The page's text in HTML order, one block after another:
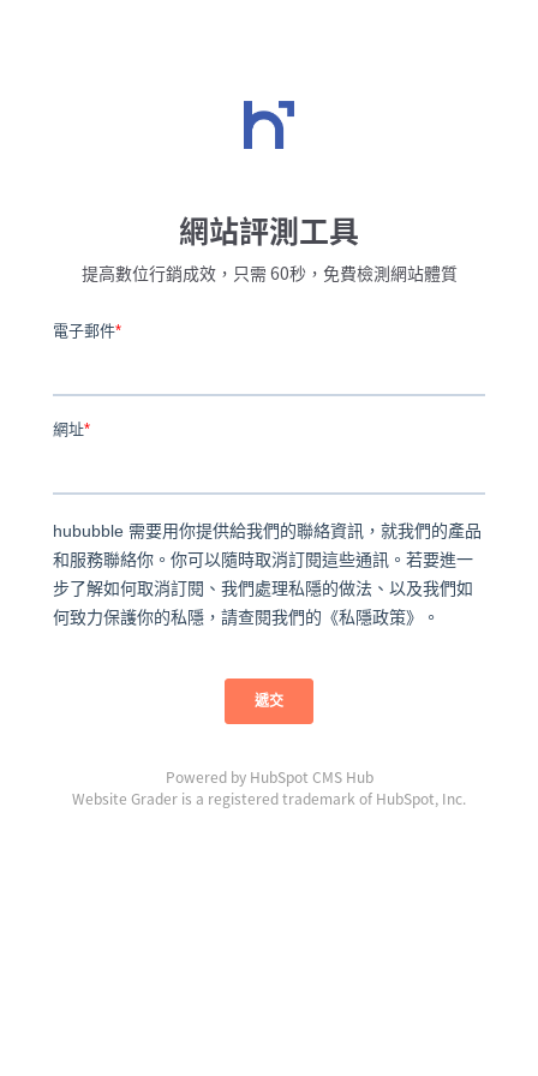
網站評測工具
提高數位行銷成效，只需 60秒，免費檢測網站體質
電子郵件*
網址*
hububble 需要用你提供給我們的聯絡資訊，就我們的產品
和服務聯絡你。你可以隨時取消訂閱這些通訊。若要進一
步了解如何取消訂閱、我們處理私隱的做法、以及我們如
何致力保護你的私隱，請查閱我們的《私隱政策》。
Powered by HubSpot CMS Hub
Website Grader is a registered trademark of HubSpot, Inc.